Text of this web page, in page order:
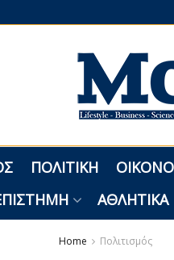
ΠΟΛΙΤΙΚΉ
ΑΘΛΗΤΙΚΆ
Home Πολιτισμός